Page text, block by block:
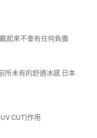
起來不會有任何負擔
所未有的舒適冰感 日本
CUT)作用